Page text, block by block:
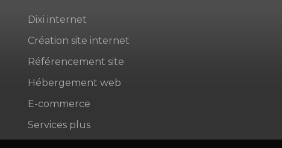
Dixi internet
Création site internet
Référencement site
Hébergement web
E-commerce
Services plus